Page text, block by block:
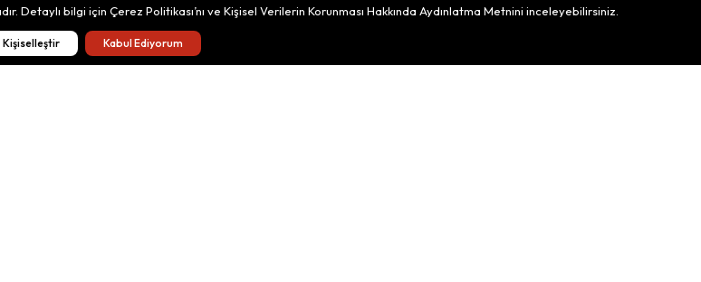
bilgi için Çerez Politikası’nı ve Kişisel Verilerin Korunması Hakkında Aydınlatma Metnini inceleyebilirsiniz.
Kişiselleştir Kabul Ediyorum